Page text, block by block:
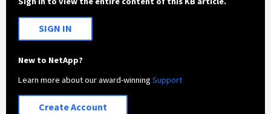
SIGN IN
New to NetApp?
Learn more about our award-winningSupport
Create Account